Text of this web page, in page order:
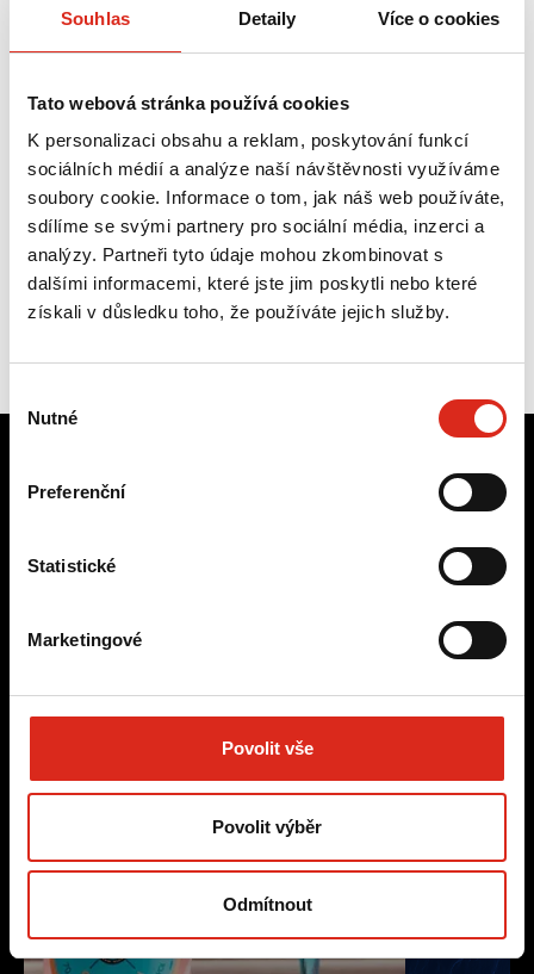
Souhlas Detaily Více o cookies
Tato webová stránka používá cookies
K personalizaci obsahu a reklam, poskytování funkcí
sociálních médií a analýze naší návštěvnosti využíváme
soubory cookie. Informace o tom, jak náš web používáte,
sdílíme se svými partnery pro sociální média, inzerci a
analýzy. Partneři tyto údaje mohou zkombinovat s
dalšími informacemi, které jste jim poskytli nebo které
získali v důsledku toho, že používáte jejich služby.
souhlasu
Nutné
Preferenční
Statistické
Marketingové
Povolit vše
Povolit výběr
Odmítnout
konkurenci jejími vlastními zbraněmi.
Napište nám a proberme detaily.
KONTAKTUJTE NÁS